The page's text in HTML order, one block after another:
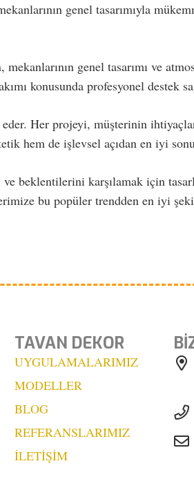
genel tasarımıyla
genel tasarımı ve
konusunda profesyonel destek
Her projeyi, müşterinin
hem de işlevsel açıdan en iyi
beklentilerini karşılamak için
bu popüler trendden en iyi
TAVAN DEKOR
UYGULAMALARIMIZ
MODELLER
BLOG
REFERANSLARIMIZ
İLETİŞİM